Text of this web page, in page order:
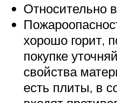
Относительно
хорошо горит,
покупке
свойства
есть плиты, в